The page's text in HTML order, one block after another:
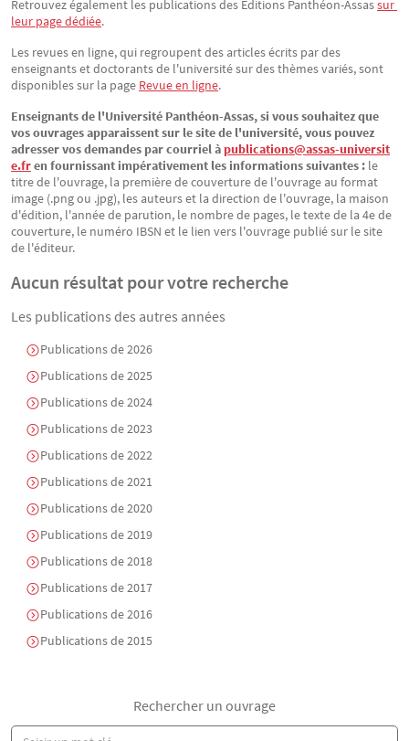
Retrouvez également les publications des Éditions Panthéon-Assassur
leur page dédiée.
Les revues en ligne, qui regroupent des articles écrits par des
enseignants et doctorants de l'université sur des thèmes variés, sont
disponibles sur la page Revue en ligne.
Enseignants de l'Université Panthéon-Assas, si vous souhaitez que
vos ouvrages apparaissent sur le site de l'université, vous pouvez
adresser vos demandes par courriel à publications@assas-universit
e.fren fournissant impérativement les informations suivantes : le
titre de l'ouvrage, la première de couverture de l'ouvrage au format
image (.png ou .jpg), les auteurs et la direction de l'ouvrage, la maison
d'édition, l'année de parution, le nombre de pages, le texte de la 4e de
couverture, le numéro IBSN et le lien vers l'ouvrage publié sur le site
de l'éditeur.
Aucun résultat pour votre recherche
Les publications des autres années
Publications de 2026
Publications de 2025
Publications de 2024
Publications de 2023
Publications de 2022
Publications de 2021
Publications de 2020
Publications de 2019
Publications de 2018
Publications de 2017
Publications de 2016
Publications de 2015
Rechercher un ouvrage